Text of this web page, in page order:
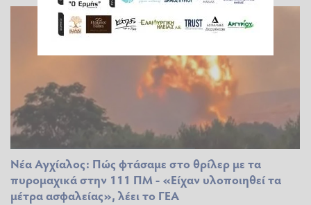
Νέα Αγχίαλος: Πώς φτάσαμε στο θρίλερ με τα
πυρομαχικά στην 111 ΠΜ - «Είχαν υλοποιηθεί τα
μέτρα ασφαλείας», λέει το ΓΕΑ